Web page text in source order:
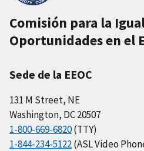
Comisión para la
Oportunidades en el
Sede de la EEOC
131 M Street, NE
Washington, DC 20507
1-800-669-6820(TTY)
1-844-234-5122(ASL Video